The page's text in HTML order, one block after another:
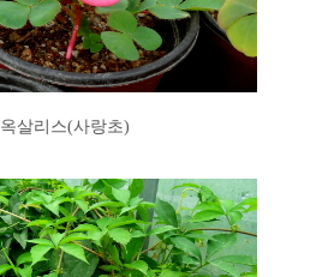
옥살리스(사랑초)